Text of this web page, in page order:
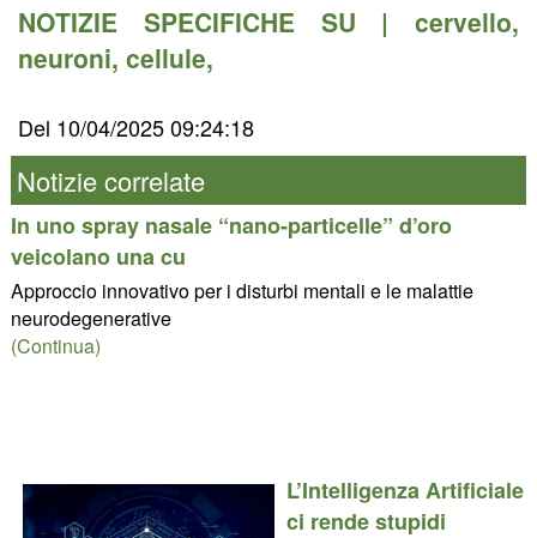
NOTIZIE SPECIFICHE SU | cervello,
neuroni, cellule,
Del 10/04/2025 09:24:18
Notizie correlate
In uno spray nasale “nano-particelle” d’oro
veicolano una cu
Approccio innovativo per i disturbi mentali e le malattie
neurodegenerative
(Continua)
L’Intelligenza Artificiale
ci rende stupidi